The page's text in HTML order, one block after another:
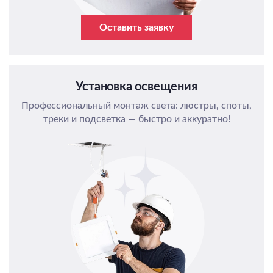
Оставить заявку
Установка освещения
Профессиональный монтаж света: люстры, споты,
треки и подсветка — быстро и аккуратно!